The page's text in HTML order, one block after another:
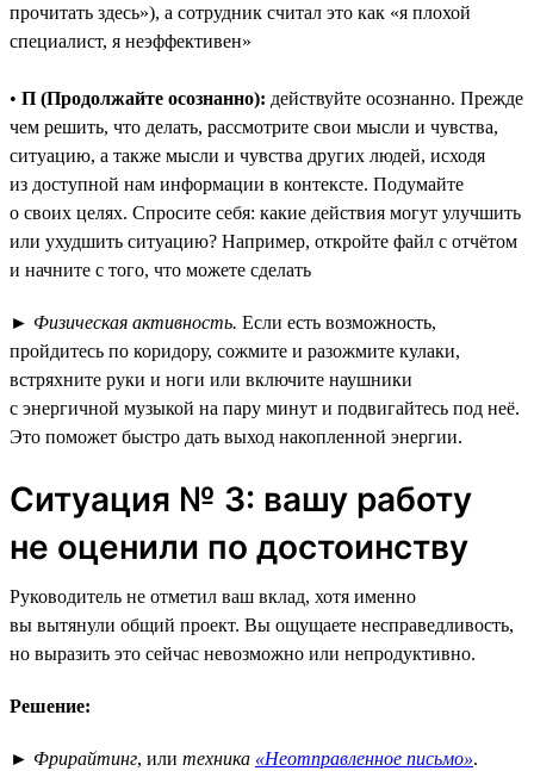
прочитать здесь»), а сотрудник считал это как «я плохой
специалист, я неэффективен»
• П (Продолжайте осознанно): действуйте осознанно. Прежде
чем решить, что делать, рассмотрите свои мысли и чувства,
ситуацию, а также мысли и чувства других людей, исходя
из доступной нам информации в контексте. Подумайте
о своих целях. Спросите себя: какие действия могут улучшить
или ухудшить ситуацию? Например, откройте файл с отчётом
и начните с того, что можете сделать
► Физическая активность. Если есть возможность,
пройдитесь по коридору, сожмите и разожмите кулаки,
встряхните руки и ноги или включите наушники
с энергичной музыкой на пару минут и подвигайтесь под неё.
Это поможет быстро дать выход накопленной энергии.
Ситуация № 3: вашу работу
не оценили по достоинству
Руководитель не отметил ваш вклад, хотя именно
вы вытянули общий проект. Вы ощущаете несправедливость,
но выразить это сейчас невозможно или непродуктивно.
Решение:
► Фрирайтинг, или техника «Неотправленное письмо».